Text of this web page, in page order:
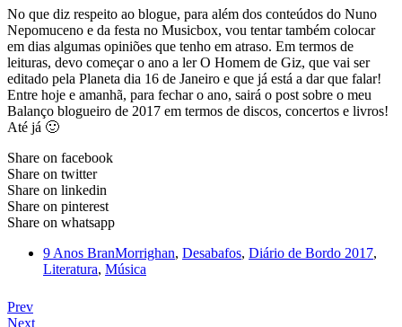
No que diz respeito ao blogue, para além dos conteúdos do Nuno
Nepomuceno e da festa no Musicbox, vou tentar também colocar
em dias algumas opiniões que tenho em atraso. Em termos de
leituras, devo começar o ano a ler O Homem de Giz, que vai ser
editado pela Planeta dia 16 de Janeiro e que já está a dar que falar!
Entre hoje e amanhã, para fechar o ano, sairá o post sobre o meu
Balanço blogueiro de 2017 em termos de discos, concertos e livros!
Até já 🙂
Share on facebook
Share on twitter
Share on linkedin
Share on pinterest
Share on whatsapp
9 Anos BranMorrighan, Desabafos, Diário de Bordo 2017,
Literatura, Música
Prev
Next